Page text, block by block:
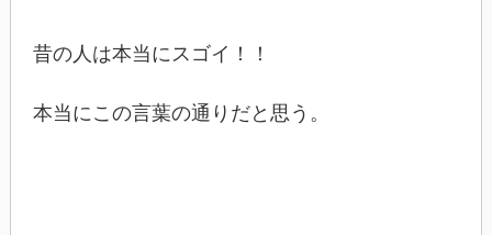
昔の人は本当にスゴイ！！
本当にこの言葉の通りだと思う。